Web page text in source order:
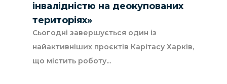
інвалідністю на деокупованих
територіях»
Сьогодні завершується один із
найактивніших проєктів Карітасу Харків,
що містить роботу...